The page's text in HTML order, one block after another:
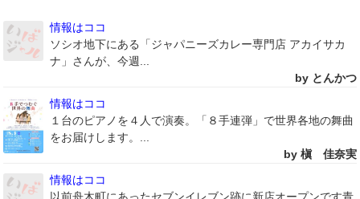
情報はココ
ソシオ地下にある「ジャパニーズカレー専門店 アカイサカ
ナ」さんが、今週...
by とんかつ
情報はココ
１台のピアノを４人で演奏。「８手連弾」で世界各地の舞曲
をお届けします。...
by 槇 佳奈実
情報はココ
以前舟木町にあったセブンイレブン跡に新店オープンです青